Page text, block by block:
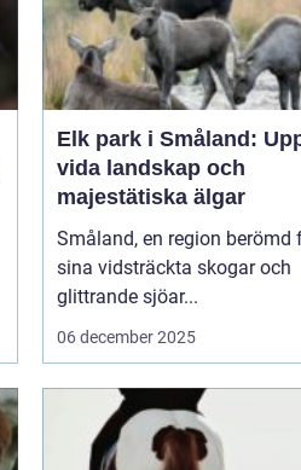
Elk park i Småland:
vida landskap och
majestätiska älgar
Småland, en region berömd
sina vidsträckta skogar och
glittrande sjöar...
06 december 2025